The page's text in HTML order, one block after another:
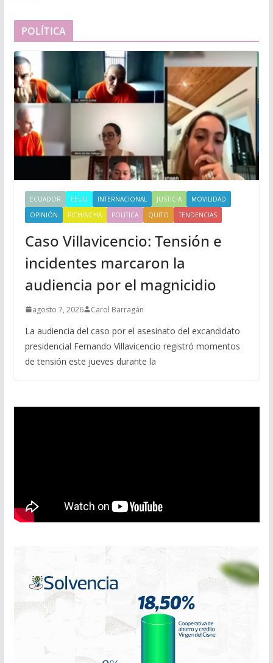
POLÍTICA
ECUADOR EEUU INTERNACIONAL JUSTICIA
MOVILIDAD
OPINIÓN
PICHINCHA POLITICA QUITO TENDENCIAS
Caso Villavicencio: Tensión e
incidentes marcaron la
audiencia por el magnicidio
agosto 7, 2026 Carol Barragán
La audiencia del caso por el asesinato del excandidato
presidencial Fernando Villavicencio registró momentos
de tensión este jueves durante la